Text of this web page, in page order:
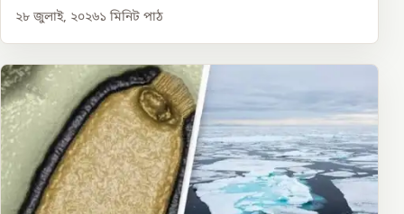
২৮ জুলাই, ২০২৬১ মিনিট পাঠ